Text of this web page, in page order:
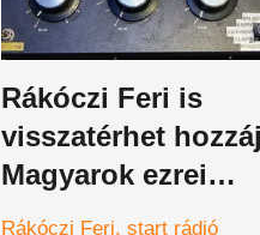
Rákóczi Feri is
visszatérhet
Magyarok ezrei
örülhetnek a
Rákóczi Feri start rádió